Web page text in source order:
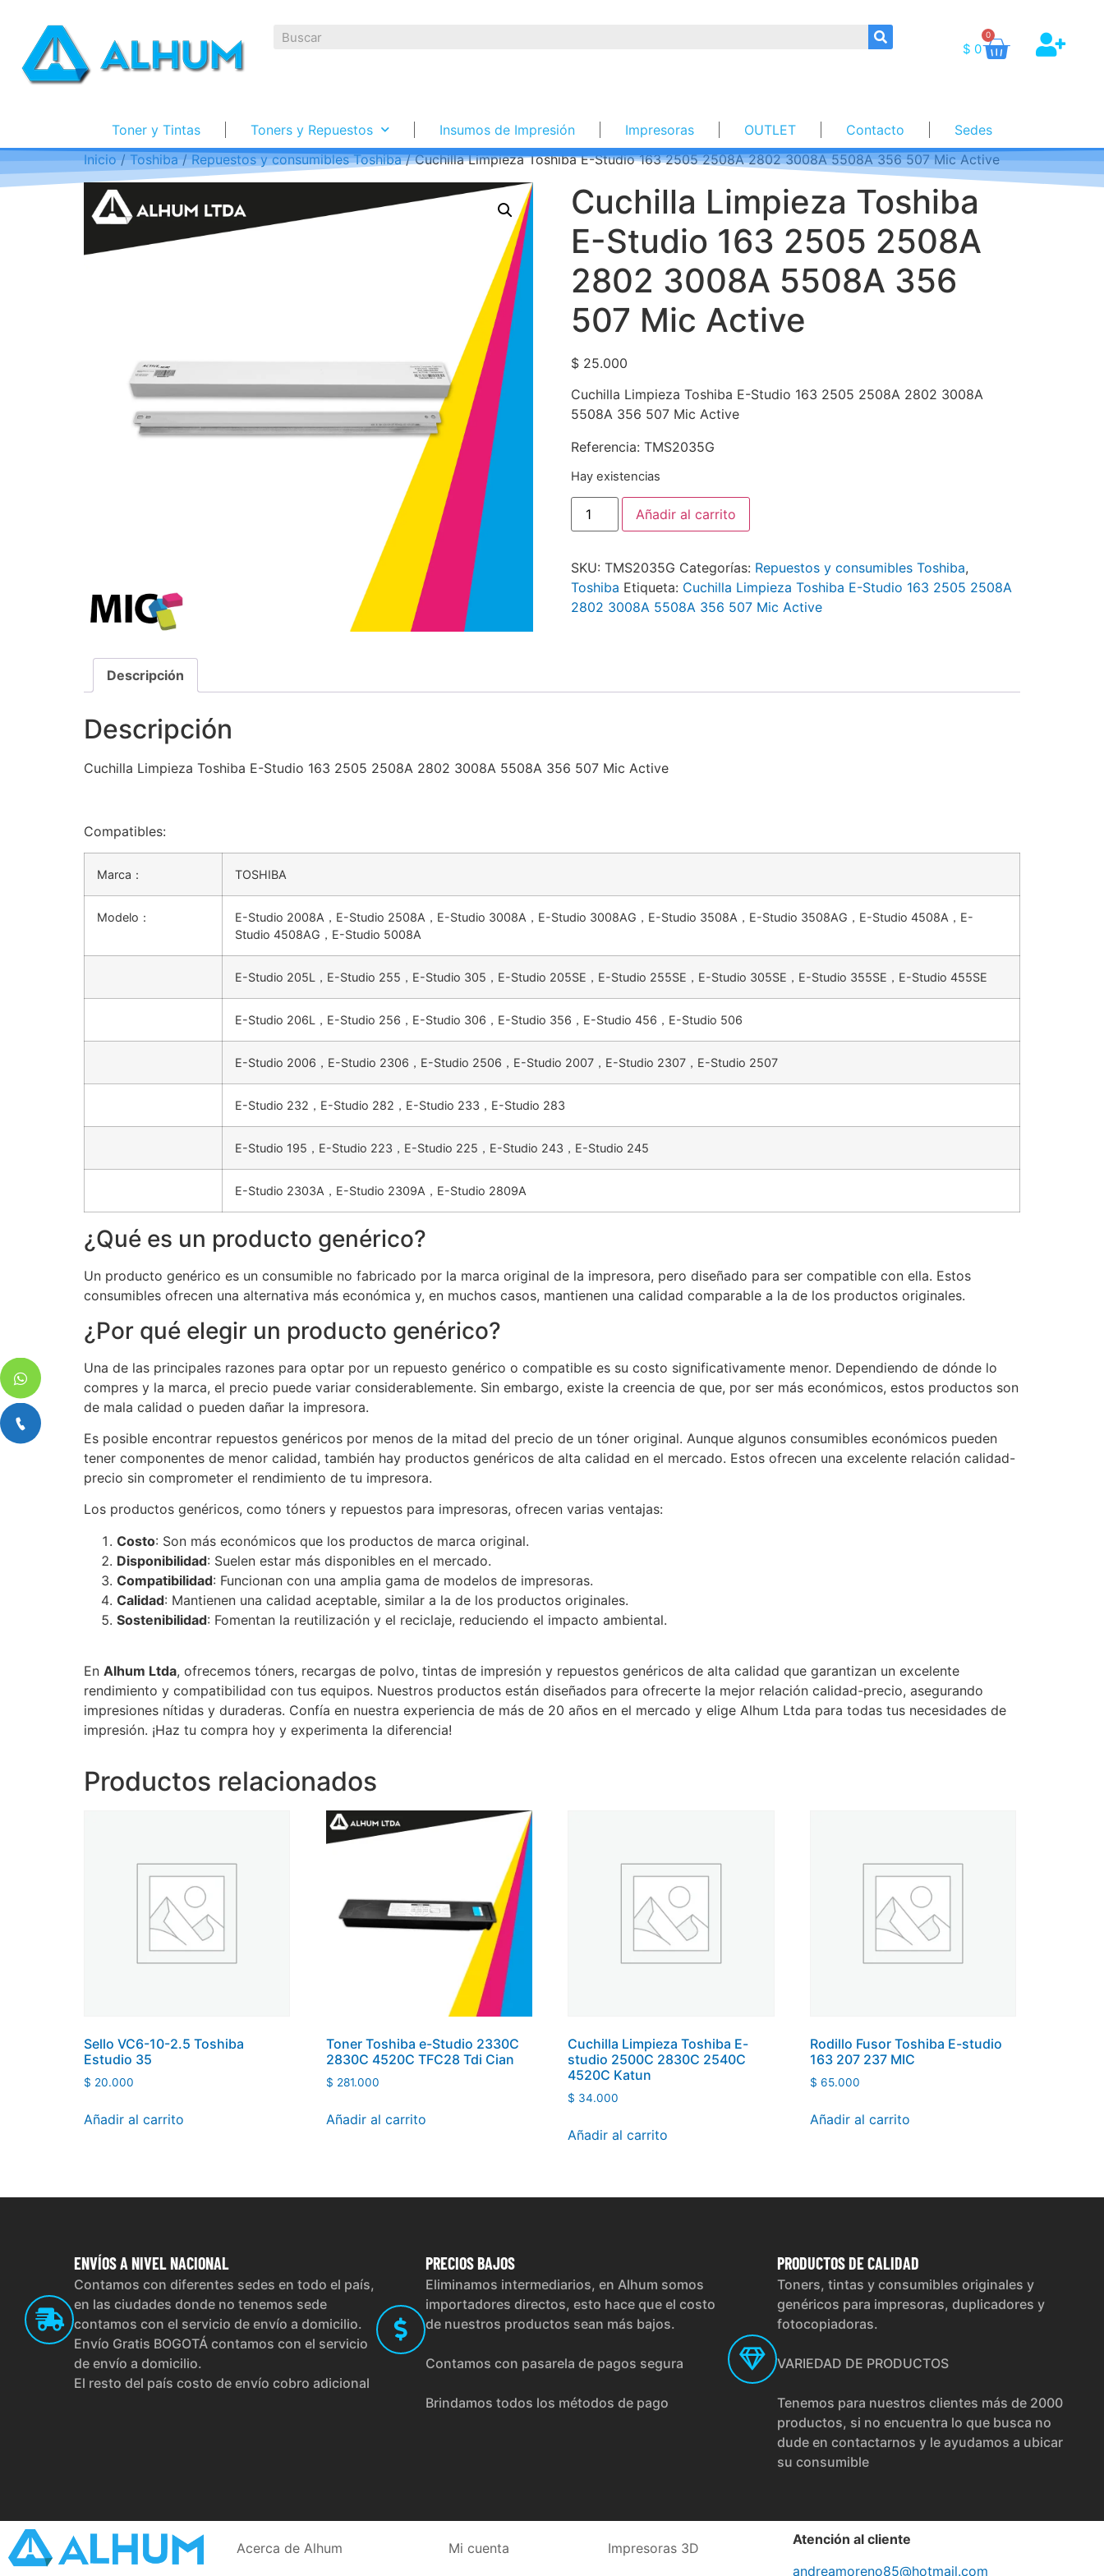
$ 0
0
Toner y Tintas Toners y Repuestos Insumos de Impresión Impresoras OUTLET Contacto
Sedes
Inicio/Toshiba/Repuestos y consumibles Toshiba/ Cuchilla Limpieza Toshiba E-Studio 163 2505 2508A 2802 3008A 5508A 356 507 Mic Active
Cuchilla Limpieza Toshiba
E-Studio 163 2505 2508A
2802 3008A 5508A 356
507 Mic Active
$25.000
Cuchilla Limpieza Toshiba E-Studio 163 2505 2508A 2802 3008A
5508A 356 507 Mic Active
Referencia: TMS2035G
Hay existencias
Añadir al carrito
SKU: TMS2035G Categorías: Repuestos y consumibles Toshiba,
Toshiba Etiqueta: Cuchilla Limpieza Toshiba E-Studio 163 2505 2508A
2802 3008A 5508A 356 507 Mic Active
Descripción
Descripción
Cuchilla Limpieza Toshiba E-Studio 163 2505 2508A 2802 3008A 5508A 356 507 Mic Active
Compatibles:
Marca： TOSHIBA
Modelo：
E-Studio 2008A，E-Studio 2508A，E-Studio 3008A，E-Studio 3008AG，E-Studio 3508A，E-Studio 3508AG，E-Studio 4508A，E-
Studio 4508AG，E-Studio 5008A
E-Studio 205L，E-Studio 255，E-Studio 305，E-Studio 205SE，E-Studio 255SE，E-Studio 305SE，E-Studio 355SE，E-Studio 455SE
E-Studio 206L，E-Studio 256，E-Studio 306，E-Studio 356，E-Studio 456，E-Studio 506
E-Studio 2006，E-Studio 2306，E-Studio 2506，E-Studio 2007，E-Studio 2307，E-Studio 2507
E-Studio 232，E-Studio 282，E-Studio 233，E-Studio 283
E-Studio 195，E-Studio 223，E-Studio 225，E-Studio 243，E-Studio 245
E-Studio 2303A，E-Studio 2309A，E-Studio 2809A
¿Qué es un producto genérico?
Un producto genérico es un consumible no fabricado por la marca original de la impresora, pero diseñado para ser compatible con ella. Estos
consumibles ofrecen una alternativa más económica y, en muchos casos, mantienen una calidad comparable a la de los productos originales.
¿Por qué elegir un producto genérico?
Una de las principales razones para optar por un repuesto genérico o compatible es su costo significativamente menor. Dependiendo de dónde lo
compres y la marca, el precio puede variar considerablemente. Sin embargo, existe la creencia de que, por ser más económicos, estos productos son
de mala calidad o pueden dañar la impresora.
Es posible encontrar repuestos genéricos por menos de la mitad del precio de un tóner original. Aunque algunos consumibles económicos pueden
tener componentes de menor calidad, también hay productos genéricos de alta calidad en el mercado. Estos ofrecen una excelente relación calidad-
precio sin comprometer el rendimiento de tu impresora.
Los productos genéricos, como tóners y repuestos para impresoras, ofrecen varias ventajas:
Costo: Son más económicos que los productos de marca original.
Disponibilidad: Suelen estar más disponibles en el mercado.
Compatibilidad: Funcionan con una amplia gama de modelos de impresoras.
Calidad: Mantienen una calidad aceptable, similar a la de los productos originales.
Sostenibilidad: Fomentan la reutilización y el reciclaje, reduciendo el impacto ambiental.
En Alhum Ltda, ofrecemos tóners, recargas de polvo, tintas de impresión y repuestos genéricos de alta calidad que garantizan un excelente
rendimiento y compatibilidad con tus equipos. Nuestros productos están diseñados para ofrecerte la mejor relación calidad-precio, asegurando
impresiones nítidas y duraderas. Confía en nuestra experiencia de más de 20 años en el mercado y elige Alhum Ltda para todas tus necesidades de
impresión. ¡Haz tu compra hoy y experimenta la diferencia!
Productos relacionados
Sello VC6-10-2.5 Toshiba
Estudio 35
$ 20.000
Añadir al carrito
Toner Toshiba e-Studio 2330C
2830C 4520C TFC28 Tdi Cian
$ 281.000
Añadir al carrito
Cuchilla Limpieza Toshiba E-
studio 2500C 2830C 2540C
4520C Katun
$ 34.000
Añadir al carrito
Rodillo Fusor Toshiba E-studio
163 207 237 MIC
$ 65.000
Añadir al carrito
ENVÍOSA NIVEL NACIONAL
Contamos con diferentes sedes en todo el país,
en las ciudades donde no tenemos sede
contamos con el servicio de envío a domicilio.
Envío Gratis BOGOTÁ contamos con el servicio
de envío a domicilio.
El resto del país costo de envío cobro adicional
PRECIOSBAJOS
Eliminamos intermediarios, en Alhum somos
importadores directos, esto hace que el costo
de nuestros productos sean más bajos.
Contamos con pasarela de pagos segura
Brindamos todos los métodos de pago
PRODUCTOSDE CALIDAD
Toners, tintas y consumibles originales y
genéricos para impresoras, duplicadores y
fotocopiadoras.
VARIEDAD DE PRODUCTOS
Tenemos para nuestros clientes más de 2000
productos, si no encuentra lo que busca no
dude en contactarnos y le ayudamos a ubicar
su consumible
Acerca de Alhum Mi cuenta Impresoras 3D
Atención al cliente
andreamoreno85@hotmail.com